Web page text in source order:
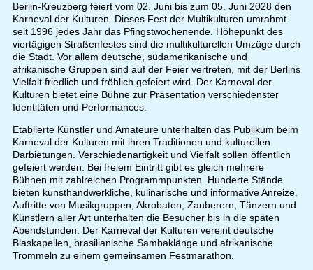
Berlin-Kreuzberg feiert vom 02. Juni bis zum 05. Juni 2028 den
Karneval der Kulturen. Dieses Fest der Multikulturen umrahmt
seit 1996 jedes Jahr das Pfingstwochenende. Höhepunkt des
viertägigen Straßenfestes sind die multikulturellen Umzüge durch
die Stadt. Vor allem deutsche, südamerikanische und
afrikanische Gruppen sind auf der Feier vertreten, mit der Berlins
Vielfalt friedlich und fröhlich gefeiert wird. Der Karneval der
Kulturen bietet eine Bühne zur Präsentation verschiedenster
Identitäten und Performances.
Etablierte Künstler und Amateure unterhalten das Publikum beim
Karneval der Kulturen mit ihren Traditionen und kulturellen
Darbietungen. Verschiedenartigkeit und Vielfalt sollen öffentlich
gefeiert werden. Bei freiem Eintritt gibt es gleich mehrere
Bühnen mit zahlreichen Programmpunkten. Hunderte Stände
bieten kunsthandwerkliche, kulinarische und informative Anreize.
Auftritte von Musikgruppen, Akrobaten, Zauberern, Tänzern und
Künstlern aller Art unterhalten die Besucher bis in die späten
Abendstunden. Der Karneval der Kulturen vereint deutsche
Blaskapellen, brasilianische Sambaklänge und afrikanische
Trommeln zu einem gemeinsamen Festmarathon.